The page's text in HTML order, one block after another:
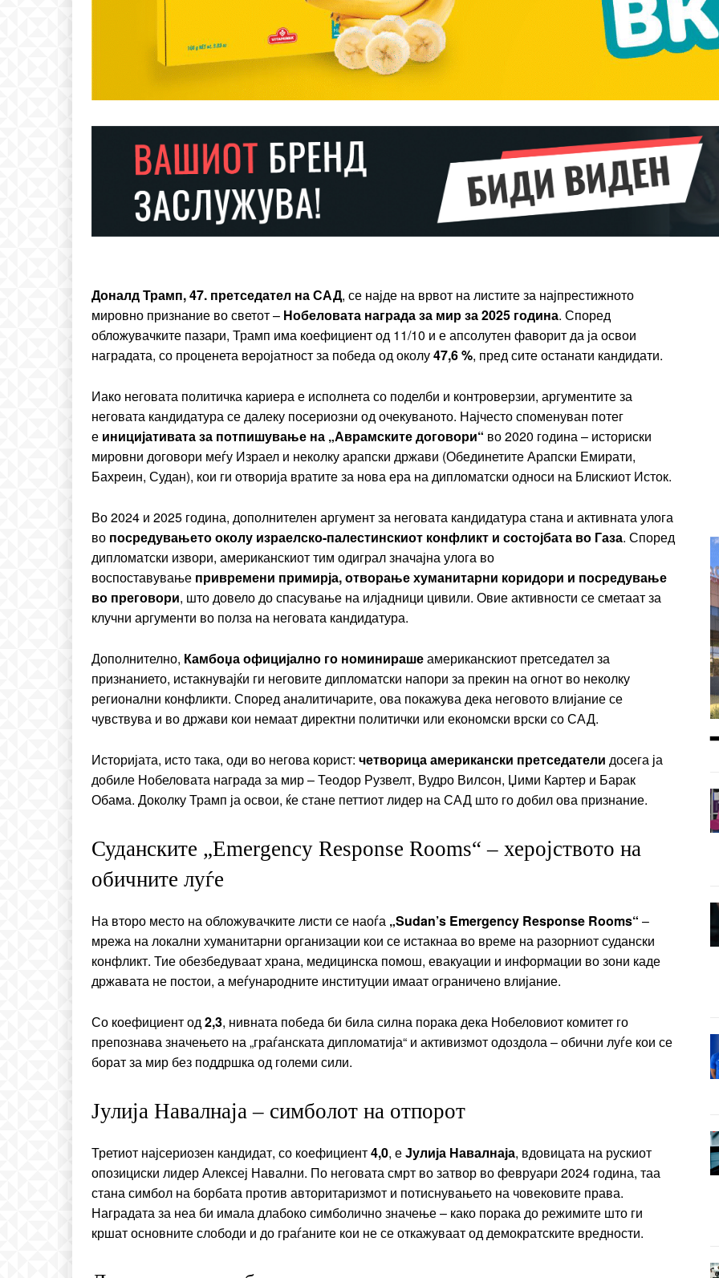
бесплатно
ИЗБЕРЕТЕ ПЛАН
Etiam est nibh, lobortis sit
Praesent euismod ac
Ut mollis pellentesque tortor
Nullam eu erat condimentum
Orci varius natoque dolor
$100 / yearplaceholder
Praesent euismod ac
Ut mollis pellentesque tortor
Nullam eu erat condimentum
Orci varius natoque dolor
Yearly pricing
Доналд Трамп, 47. претседател на САД, се најде на врвот на листите за најпрестижното
мировно признание во светот – Нобеловата награда за мир за 2025 година. Според
обложувачките пазари, Трамп има коефициент од 11/10 и е апсолутен фаворит да ја освои
наградата, со проценета веројатност за победа од околу47,6 %, пред сите останати кандидати.
Иако неговата политичка кариера е исполнета со поделби и контроверзии, аргументите за
неговата кандидатура се далеку посериозни од очекуваното. Најчесто споменуван потег
е иницијативата за потпишување на „Аврамските договори“ во 2020 година – историски
мировни договори меѓу Израел и неколку арапски држави (Обединетите Арапски Емирати,
Бахреин, Судан), кои ги отворија вратите за нова ера на дипломатски односи на Блискиот Исток.
Во 2024 и 2025 година, дополнителен аргумент за неговата кандидатура стана и активната улога
во посредувањето околу израелско-палестинскиот конфликт и состојбата во Газа. Според
дипломатски извори, американскиот тим одиграл значајна улога во
воспоставување привремени примирја, отворање хуманитарни коридори и посредување
во преговори, што довело до спасување на илјадници цивили. Овие активности се сметаат за
клучни аргументи во полза на неговата кандидатура.
Дополнително, Камбоџа официјално го номинирашеамериканскиот претседател за
признанието, истакнувајќи ги неговите дипломатски напори за прекин на огнот во неколку
регионални конфликти. Според аналитичарите, ова покажува дека неговото влијание се
чувствува и во држави кои немаат директни политички или економски врски со САД.
Историјата, исто така, оди во негова корист: четворица американски претседатели досега ја
добиле Нобеловата награда за мир – Теодор Рузвелт, Вудро Вилсон, Џими Картер и Барак
Обама. Доколку Трамп ја освои, ќе стане петтиот лидер на САД што го добил ова признание.
Суданските „Emergency Response Rooms“ – херојството на
обичните луѓе
На второ место на обложувачките листи се наоѓа „Sudan’s Emergency Response Rooms“ –
мрежа на локални хуманитарни организации кои се истакнаа во време на разорниот судански
конфликт. Тие обезбедуваат храна, медицинска помош, евакуации и информации во зони каде
државата не постои, а меѓународните институции имаат ограничено влијание.
Со коефициент од2,3, нивната победа би била силна порака дека Нобеловиот комитет го
препознава значењето на „граѓанската дипломатија“ и активизмот одоздола – обични луѓе кои се
борат за мир без поддршка од големи сили.
Јулија Навалнаја – симболот на отпорот
Третиот најсериозен кандидат, со коефициент4,0, еЈулија Навалнаја, вдовицата на рускиот
опозициски лидер Алексеј Навални. По неговата смрт во затвор во февруари 2024 година, таа
стана симбол на борбата против авторитаризмот и потиснувањето на човековите права.
Наградата за неа би имала длабоко симболично значење – како порака до режимите што ги
кршат основните слободи и до граѓаните кои не се откажуваат од демократските вредности.